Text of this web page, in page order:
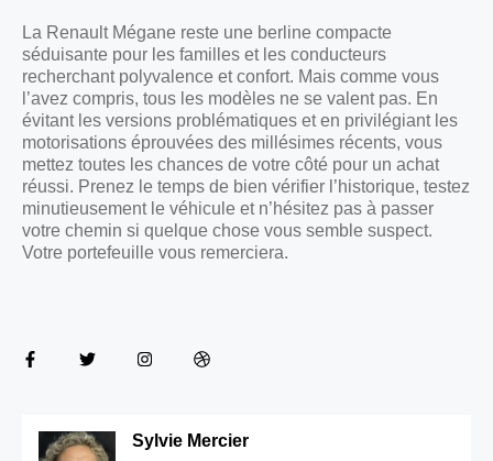
La Renault Mégane reste une berline compacte
séduisante pour les familles et les conducteurs
recherchant polyvalence et confort. Mais comme vous
l’avez compris, tous les modèles ne se valent pas. En
évitant les versions problématiques et en privilégiant les
motorisations éprouvées des millésimes récents, vous
mettez toutes les chances de votre côté pour un achat
réussi. Prenez le temps de bien vérifier l’historique, testez
minutieusement le véhicule et n’hésitez pas à passer
votre chemin si quelque chose vous semble suspect.
Votre portefeuille vous remerciera.
Sylvie Mercier